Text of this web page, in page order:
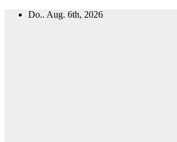
Zum
Do.. Aug. 6th, 2026